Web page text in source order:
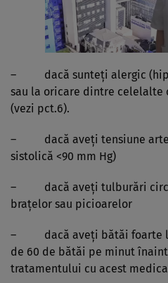
– dacă sunteţi alergic
sau la oricare dintre celelalte
(vezi pct.6).
– dacă aveţi tensiune
sistolică <90 mm Hg)
– dacă aveţi tulburări
braţelor sau picioarelor
– dacă aveţi bătăi foarte
de 60 de bătăi pe minut
tratamentului cu acest